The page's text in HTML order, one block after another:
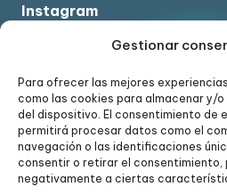
Gestionar
Para ofrecer las mejores
como las cookies para almacenar y/
del dispositivo. El consentimiento de
permitirá procesar datos como el
navegación o las identificaciones
consentir o retirar el
negativamente a ciertas
Instagram
Ver en